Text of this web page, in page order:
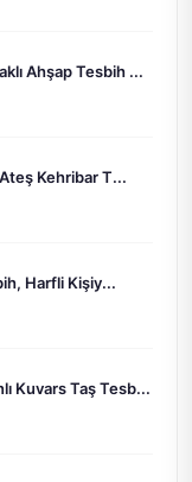
Ahşap Tesbih ...
Kehribar T...
Harfli Kişiy...
Kuvars Taş Tesb...